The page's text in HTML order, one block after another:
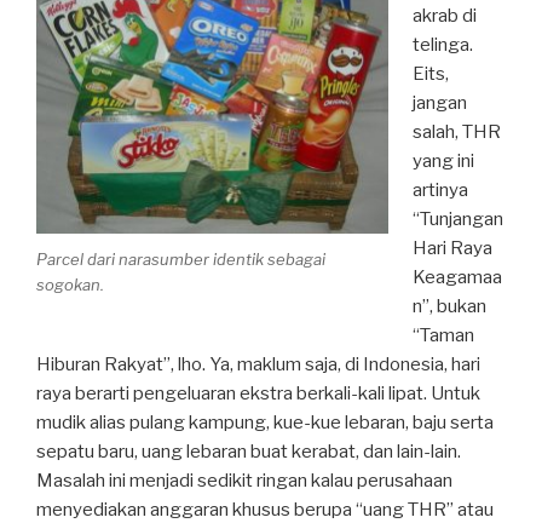
Parcel dari narasumber identik sebagai
sogokan.
akrab di
telinga.
Eits,
jangan
salah, THR
yang ini
artinya
“Tunjangan
Hari Raya
Keagamaa
n”, bukan
“Taman
Hiburan Rakyat”, lho. Ya, maklum saja, di Indonesia, hari
raya berarti pengeluaran ekstra berkali-kali lipat. Untuk
mudik alias pulang kampung, kue-kue lebaran, baju serta
sepatu baru, uang lebaran buat kerabat, dan lain-lain.
Masalah ini menjadi sedikit ringan kalau perusahaan
menyediakan anggaran khusus berupa “uang THR” atau